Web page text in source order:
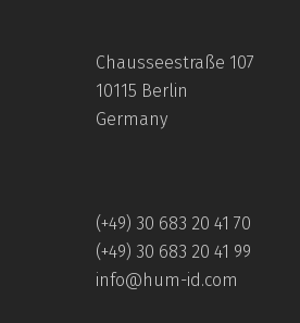
Chausseestraße 107
10115 Berlin
Germany
(+49) 30 683 20 41 70
(+49) 30 683 20 41 99
info@hum-id.com